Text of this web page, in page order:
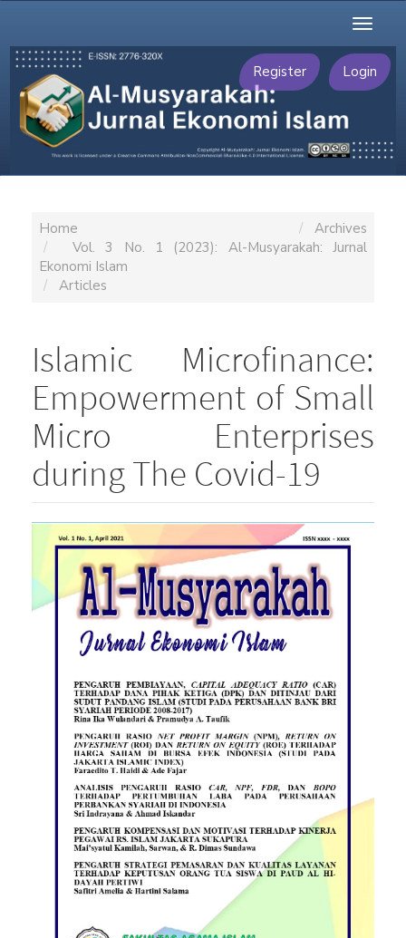
Main
Content
Sidebar
Register Login
Toggle
Home
Archives
Vol. 3 No. 1 (2023): Al-Musyarakah: Jurnal
Ekonomi Islam
Articles
Islamic Microfinance:
Empowerment of Small
Micro Enterprises
during The Covid-19
Article
Sidebar